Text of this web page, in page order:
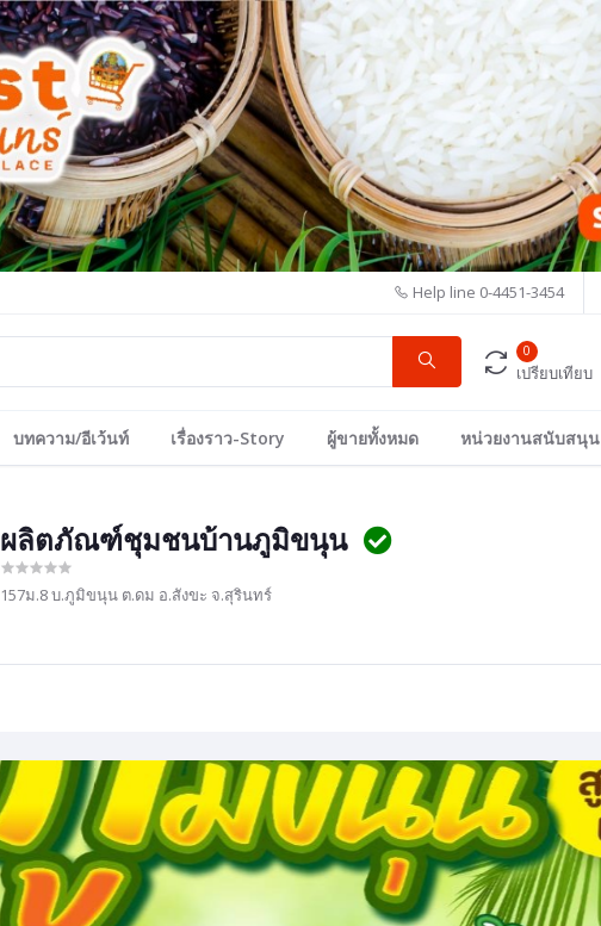
Help line 0-4451-3454
0
เปรียบเทียบ
บทความ/อีเว้นท์ เรื่องราว-Story ผู้ขายทั้งหมด หน่วยงานสนับสนุน
ผลิตภัณฑ์ชุมชนบ้านภูมิขนุน
157ม.8 บ.ภูมิขนุน ต.ดม อ.สังขะ จ.สุรินทร์